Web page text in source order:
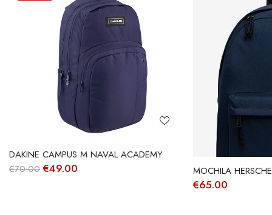
DAKINE CAMPUS M NAVAL ACADEMY
€70.00 O
€49.00 MOCHILA
€65.00